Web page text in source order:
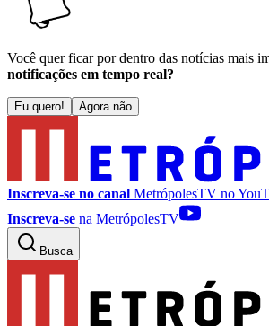
Você quer ficar por dentro das notícias mais
notificações em tempo real?
Eu quero! Agora não
Inscreva-se no canal MetrópolesTV no
Inscreva-se na MetrópolesTV
Busca